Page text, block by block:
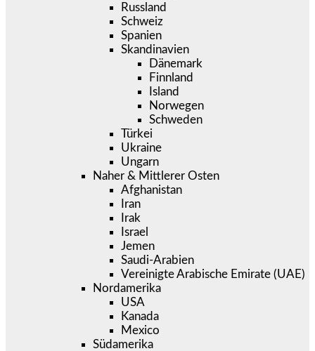
Russland
Schweiz
Spanien
Skandinavien
Dänemark
Finnland
Island
Norwegen
Schweden
Türkei
Ukraine
Ungarn
Naher & Mittlerer Osten
Afghanistan
Iran
Irak
Israel
Jemen
Saudi-Arabien
Vereinigte Arabische Emirate (UAE)
Nordamerika
USA
Kanada
Mexico
Südamerika